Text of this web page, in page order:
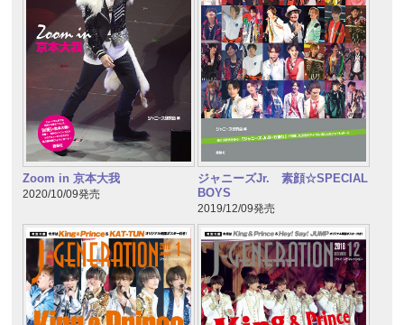
Zoom in 京本大我
2020/10/09発売
ジャニーズJr. 素顔☆SPECIAL
BOYS
2019/12/09発売